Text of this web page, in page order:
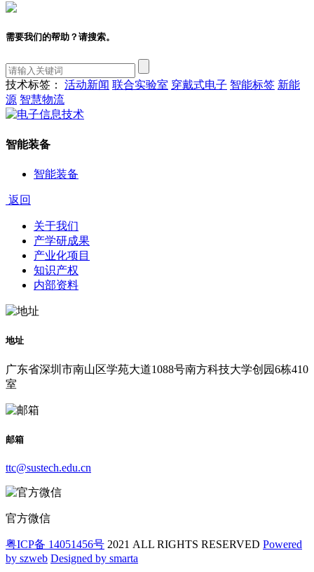
需要我们的帮助？请搜索。
技术标签： 活动新闻 联合实验室 穿戴式电子 智能标签 新能
源 智慧物流
智能装备
智能装备
返回
关于我们
产学研成果
产业化项目
知识产权
内部资料
地址
广东省深圳市南山区学苑大道1088号南方科技大学创园6栋410
室
邮箱
ttc@sustech.edu.cn
官方微信
粤ICP备 14051456号 2021 ALL RIGHTS RESERVED Powered
by szweb Designed by smarta